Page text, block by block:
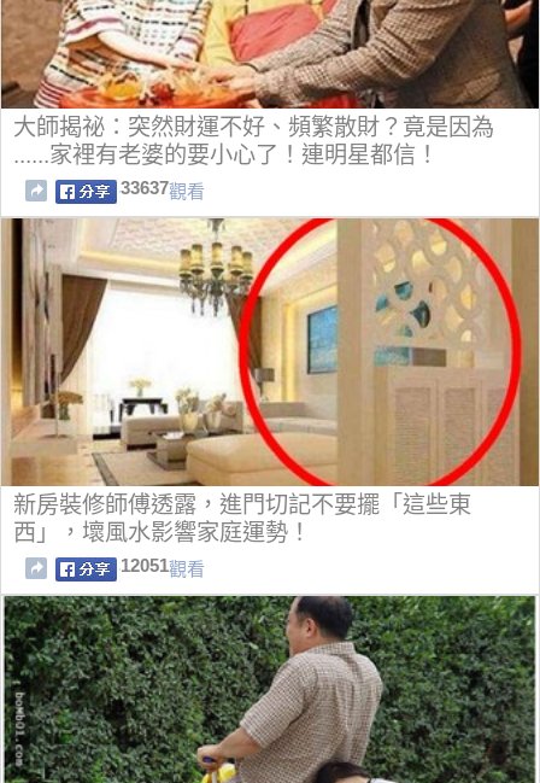
大師揭祕：突然財運不好、頻繁散財？竟是因為
......家裡有老婆的要小心了！連明星都信！
33637觀看
新房裝修師傅透露，進門切記不要擺「這些東
西」，壞風水影響家庭運勢！
12051觀看